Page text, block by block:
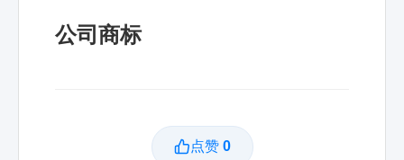
公司商标
点赞 0